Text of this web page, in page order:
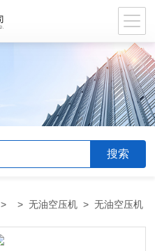
> >无油空压机 > 无油空压机